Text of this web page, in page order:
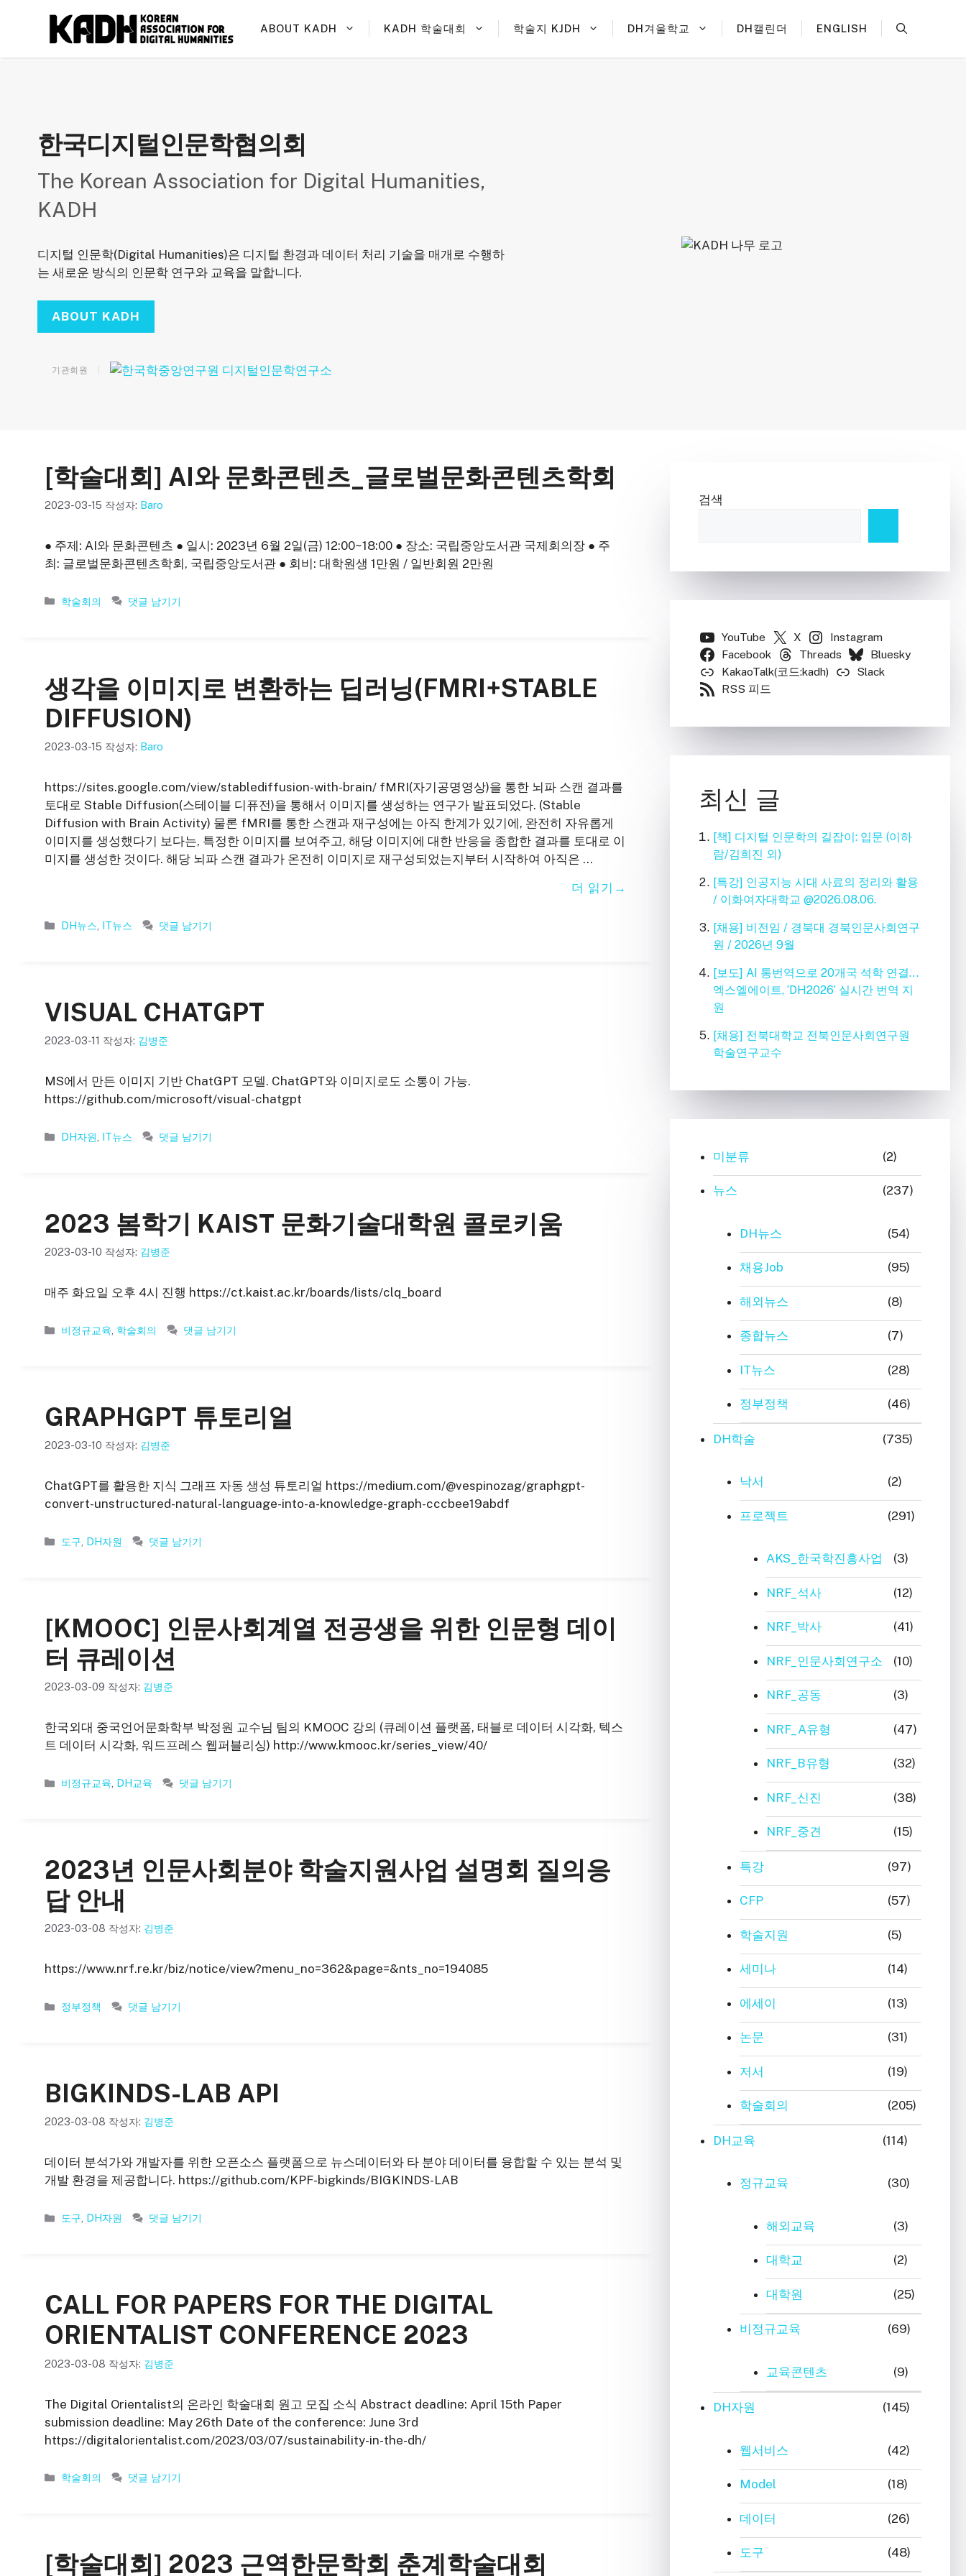
ABOUT KADH KADH 학술대회 학술지 KJDH DH겨울학교 DH캘린더 ENGLISH
한국디지털인문학협의회
The Korean Association for Digital Humanities,
KADH
디지털 인문학(Digital Humanities)은 디지털 환경과 데이터 처리 기술을 매개로 수행하
는 새로운 방식의 인문학 연구와 교육을 말합니다.
ABOUT KADH
기관회원
[학술대회] AI와 문화콘텐츠_글로벌문화콘텐츠학회
2023-03-15 작성자: Baro
● 주제: AI와 문화콘텐츠 ● 일시: 2023년 6월 2일(금) 12:00~18:00 ● 장소: 국립중앙도서관 국제회의장 ● 주
최: 글로벌문화콘텐츠학회, 국립중앙도서관 ● 회비: 대학원생 1만원 / 일반회원 2만원
카
학술회의 댓글 남기기
생각을 이미지로 변환하는 딥러닝(FMRI+STABLE
DIFFUSION)
2023-03-15 작성자: Baro
https://sites.google.com/view/stablediffusion-with-brain/ fMRI(자기공명영상)을 통한 뇌파 스캔 결과를
토대로 Stable Diffusion(스테이블 디퓨전)을 통해서 이미지를 생성하는 연구가 발표되었다. (Stable
Diffusion with Brain Activity) 물론 fMRI를 통한 스캔과 재구성에는 아직 한계가 있기에, 완전히 자유롭게
이미지를 생성했다기 보다는, 특정한 이미지를 보여주고, 해당 이미지에 대한 반응을 종합한 결과를 토대로 이
미지를 생성한 것이다. 해당 뇌파 스캔 결과가 온전히 이미지로 재구성되었는지부터 시작하여 아직은 …
더 읽기
카
DH뉴스 IT뉴스 댓글 남기기
VISUAL CHATGPT
2023-03-11 작성자: 김병준
MS에서 만든 이미지 기반 ChatGPT 모델. ChatGPT와 이미지로도 소통이 가능.
https://github.com/microsoft/visual-chatgpt
카
DH자원 IT뉴스 댓글 남기기
2023 봄학기 KAIST 문화기술대학원 콜로키움
2023-03-10 작성자: 김병준
매주 화요일 오후 4시 진행 https://ct.kaist.ac.kr/boards/lists/clq_board
카
비정규교육 학술회의 댓글 남기기
GRAPHGPT 튜토리얼
2023-03-10 작성자: 김병준
ChatGPT를 활용한 지식 그래프 자동 생성 튜토리얼 https://medium.com/@vespinozag/graphgpt-
convert-unstructured-natural-language-into-a-knowledge-graph-cccbee19abdf
카
도구 DH자원 댓글 남기기
[KMOOC] 인문사회계열 전공생을 위한 인문형 데이
터 큐레이션
2023-03-09 작성자: 김병준
한국외대 중국언어문화학부 박정원 교수님 팀의 KMOOC 강의 (큐레이션 플랫폼, 태블로 데이터 시각화, 텍스
트 데이터 시각화, 워드프레스 웹퍼블리싱) http://www.kmooc.kr/series_view/40/
카
비정규교육 DH교육 댓글 남기기
2023년 인문사회분야 학술지원사업 설명회 질의응
답 안내
2023-03-08 작성자: 김병준
https://www.nrf.re.kr/biz/notice/view?menu_no=362&page=&nts_no=194085
카
정부정책 댓글 남기기
BIGKINDS-LAB API
2023-03-08 작성자: 김병준
데이터 분석가와 개발자를 위한 오픈소스 플랫폼으로 뉴스데이터와 타 분야 데이터를 융합할 수 있는 분석 및
개발 환경을 제공합니다. https://github.com/KPF-bigkinds/BIGKINDS-LAB
카
도구 DH자원 댓글 남기기
CALL FOR PAPERS FOR THE DIGITAL
ORIENTALIST CONFERENCE 2023
2023-03-08 작성자: 김병준
The Digital Orientalist의 온라인 학술대회 원고 모집 소식 Abstract deadline: April 15th Paper
submission deadline: May 26th Date of the conference: June 3rd
https://digitalorientalist.com/2023/03/07/sustainability-in-the-dh/
카
학술회의 댓글 남기기
[학술대회] 2023 근역한문학회 춘계학술대회
검색
YouTube X
Instagram
Facebook
Threads
Bluesky
KakaoTalk(코드:kadh)
Slack
RSS 피드
최신 글
[책] 디지털 인문학의 길잡이: 입문 (이하
람/김희진 외)
[특강] 인공지능 시대 사료의 정리와 활용
/ 이화여자대학교 @2026.08.06.
[채용] 비전임 / 경북대 경북인문사회연구
원 / 2026년 9월
[보도] AI 통번역으로 20개국 석학 연결…
엑스엘에이트, ‘DH2026’ 실시간 번역 지
원
[채용] 전북대학교 전북인문사회연구원
학술연구교수
미분류 (2)
뉴스 (237)
DH뉴스 (54)
채용Job (95)
해외뉴스 (8)
종합뉴스 (7)
IT뉴스 (28)
정부정책 (46)
DH학술 (735)
낙서 (2)
프로젝트 (291)
AKS_한국학진흥사업 (3)
NRF_석사 (12)
NRF_박사 (41)
NRF_인문사회연구소 (10)
NRF_공동 (3)
NRF_A유형 (47)
NRF_B유형 (32)
NRF_신진 (38)
NRF_중견 (15)
특강 (97)
CFP (57)
학술지원 (5)
세미나 (14)
에세이 (13)
논문 (31)
저서 (19)
학술회의 (205)
DH교육 (114)
정규교육 (30)
해외교육 (3)
대학교 (2)
대학원 (25)
비정규교육 (69)
교육콘텐츠 (9)
DH자원 (145)
웹서비스 (42)
Model (18)
데이터 (26)
도구 (48)